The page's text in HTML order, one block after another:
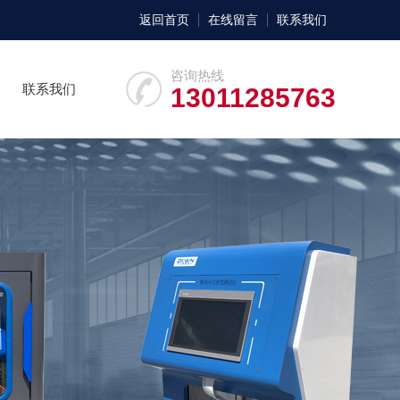
返回首页 在线留言 联系我们
咨询热线
13011285763
联系我们